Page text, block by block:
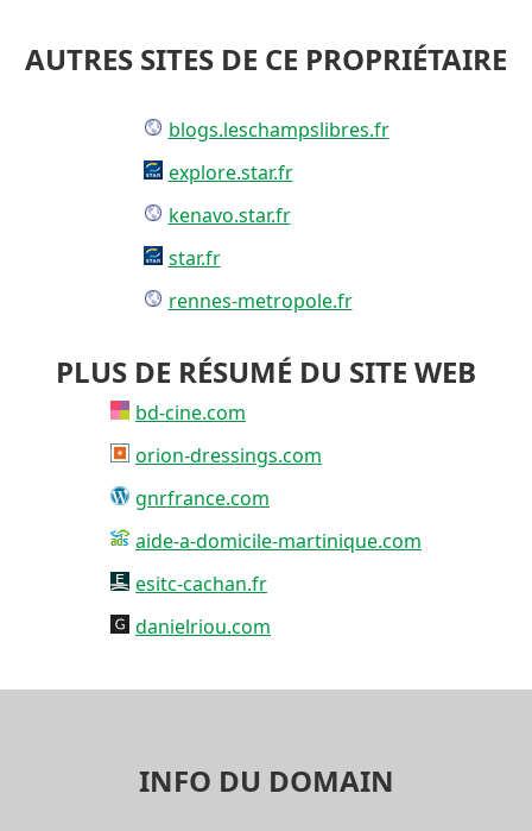
AUTRES SITES DE CE PROPRIÉTAIRE
blogs.leschampslibres.fr
explore.star.fr
kenavo.star.fr
star.fr
rennes-metropole.fr
PLUS DE RÉSUMÉ DU SITE WEB
bd-cine.com
orion-dressings.com
gnrfrance.com
aide-a-domicile-martinique.com
esitc-cachan.fr
danielriou.com
INFO DU DOMAIN